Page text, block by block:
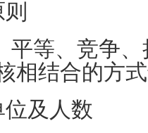
平等、竞争
相结合的方
及人数